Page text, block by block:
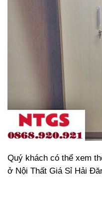
Quý khách có thể xem
ở Nội Thất Giá Sỉ Hải